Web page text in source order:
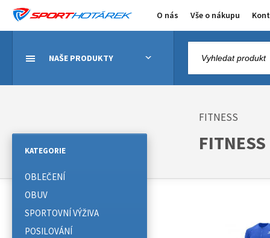
O nás Vše o nákupu
NAŠE PRODUKTY
FITNESS
KATEGORIE
OBLEČENÍ
OBUV
SPORTOVNÍ VÝŽIVA
POSILOVÁNÍ